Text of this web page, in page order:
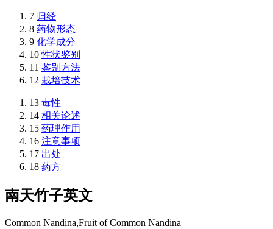
7 归经
8 药物形态
9 化学成分
10 性状鉴别
11 鉴别方法
12 栽培技术
13 毒性
14 相关论述
15 药理作用
16 注意事项
17 出处
18 药方
南天竹子英文
Common Nandina,Fruit of Common Nandina